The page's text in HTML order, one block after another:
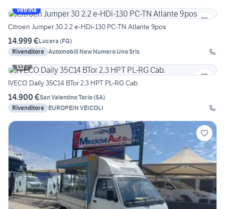
Vetrina
Citroen Jumper 30 2.2 e-HDi-130 PC-TN Atlante 9pos
14.999 €Lucera (FG)
Rivenditore Automobili New Numero Uno Srls
7
IVECO Daily 35C14 BTor 2.3 HPT PL-RG Cab.
14.900 €San Valentino Torio(SA)
Rivenditore EUROPEIN VEICOLI